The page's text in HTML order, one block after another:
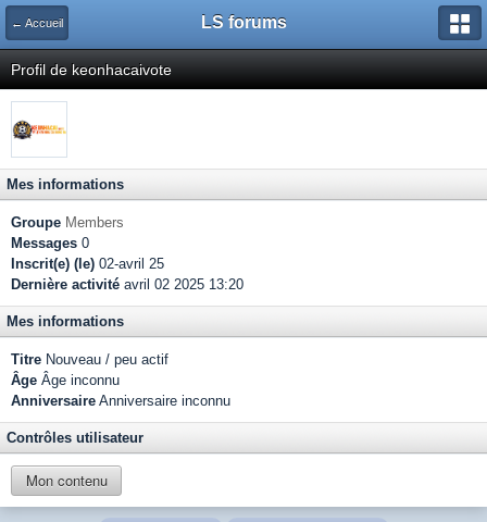
← Accueil LS forums
Profil de keonhacaivote
Mes informations
Groupe Members
Messages 0
Inscrit(e) (le) 02-avril 25
Dernière activité avril 02 2025 13:20
Mes informations
Titre Nouveau / peu actif
Âge Âge inconnu
Anniversaire Anniversaire inconnu
Contrôles utilisateur
Mon contenu